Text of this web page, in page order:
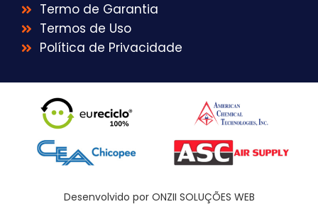
Termo de Garantia
Termos de Uso
Política de Privacidade
Desenvolvido por ONZII SOLUÇÕES WEB